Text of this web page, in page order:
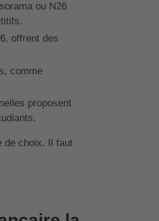
ou N26
offrent des
comme
proposent
de choix. Il faut